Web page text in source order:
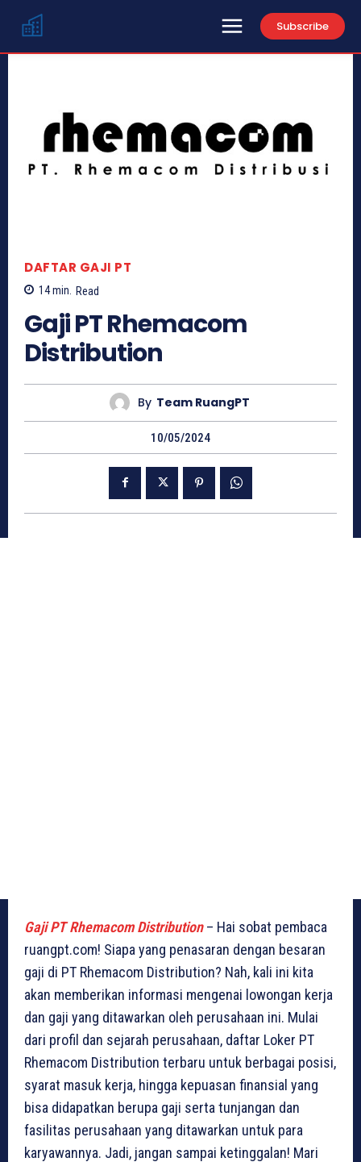
Subscribe
DAFTAR GAJI PT
14min. Read
Gaji PT Rhemacom
Distribution
By Team RuangPT
10/05/2024
Gaji PT Rhemacom Distribution– Hai sobat pembaca
ruangpt.com! Siapa yang penasaran dengan besaran
gaji di PT Rhemacom Distribution? Nah, kali ini kita
akan memberikan informasi mengenai lowongan kerja
dan gaji yang ditawarkan oleh perusahaan ini. Mulai
dari profil dan sejarah perusahaan, daftar Loker PT
Rhemacom Distribution terbaru untuk berbagai posisi,
syarat masuk kerja, hingga kepuasan finansial yang
bisa didapatkan berupa gaji serta tunjangan dan
fasilitas perusahaan yang ditawarkan untuk para
karyawannya. Jadi, jangan sampai ketinggalan! Mari